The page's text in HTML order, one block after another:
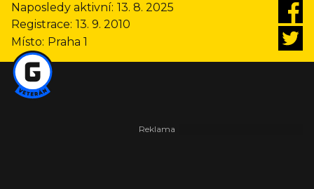
Naposledy aktivní: 13. 8. 2025
Registrace: 13. 9. 2010
Místo: Praha 1